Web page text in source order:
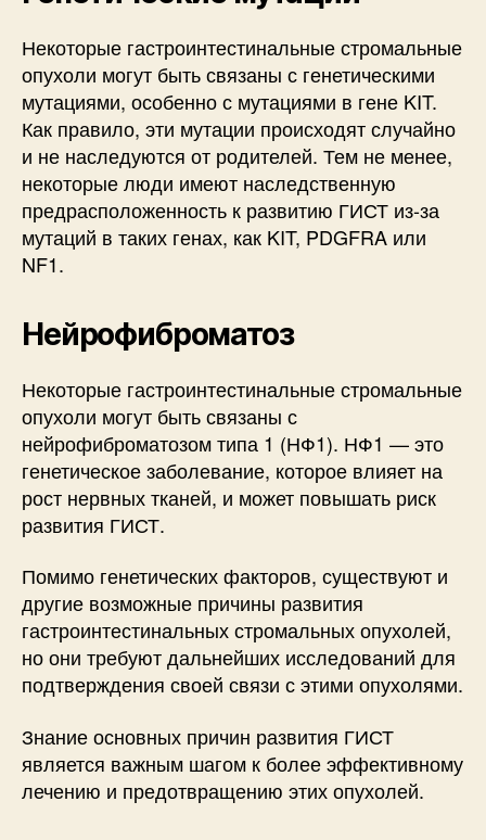
Некоторые гастроинтестинальные стромальные
опухоли могут быть связаны с генетическими
мутациями, особенно с мутациями в гене KIT.
Как правило, эти мутации происходят случайно
и не наследуются от родителей. Тем не менее,
некоторые люди имеют наследственную
предрасположенность к развитию ГИСТ из-за
мутаций в таких генах, как KIT, PDGFRA или
NF1.
Нейрофиброматоз
Некоторые гастроинтестинальные стромальные
опухоли могут быть связаны с
нейрофиброматозом типа 1 (НФ1). НФ1 — это
генетическое заболевание, которое влияет на
рост нервных тканей, и может повышать риск
развития ГИСТ.
Помимо генетических факторов, существуют и
другие возможные причины развития
гастроинтестинальных стромальных опухолей,
но они требуют дальнейших исследований для
подтверждения своей связи с этими опухолями.
Знание основных причин развития ГИСТ
является важным шагом к более эффективному
лечению и предотвращению этих опухолей.